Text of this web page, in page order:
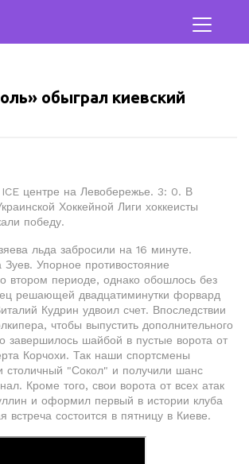
обыграл киевский
ICE центре на Левобережье. 3: 0. В
Хоккейной Лиги хоккеисты
победу.
льда забросили на 16 минуте.
Упорное противостояние
втором периоде, однако обошлось без
решающей двадцатиминутки форвард
Кудрин удвоил счет. Впоследствии
чтобы выпустить дополнительного
завершилось шайбой в пустые ворота от
Корчохи. Так наши спортсмены
столичный "Сокол" и получили шанс
Кроме того, свои ворота от всех атак
и оформил первый в истории клуба
состоится в пятницу в Киеве.